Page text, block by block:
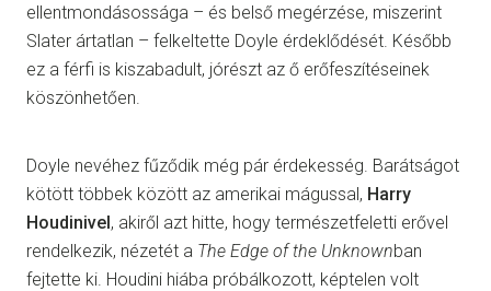
ellentmondásossága – és belső megérzése, miszerint
Slater ártatlan – felkeltette Doyle érdeklődését. Később
ez a férfi is kiszabadult, jórészt az ő erőfeszítéseinek
köszönhetően.
Doyle nevéhez fűződik még pár érdekesség. Barátságot
kötött többek között az amerikai mágussal, Harry
Houdinivel, akiről azt hitte, hogy természetfeletti erővel
rendelkezik, nézetét a The Edge of the Unknownban
fejtette ki. Houdini hiába próbálkozott, képtelen volt